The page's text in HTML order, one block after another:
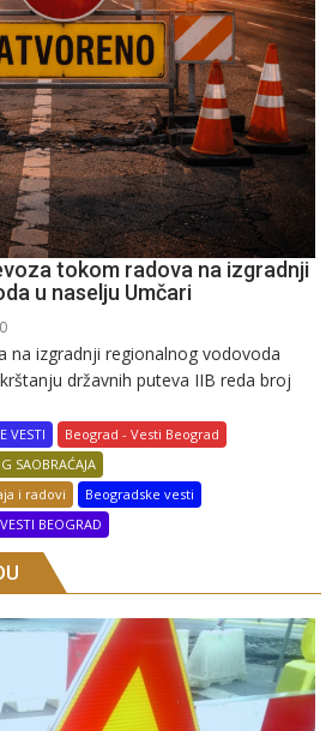
tokom radova na izgradnji
u naselju Umčari
0
na izgradnji regionalnog vodovoda
državnih puteva IIB reda broj
VESTI
Beograd - Vesti Beograd
SAOBRAĆAJA
i radovi
Beogradske vesti
BEOGRAD